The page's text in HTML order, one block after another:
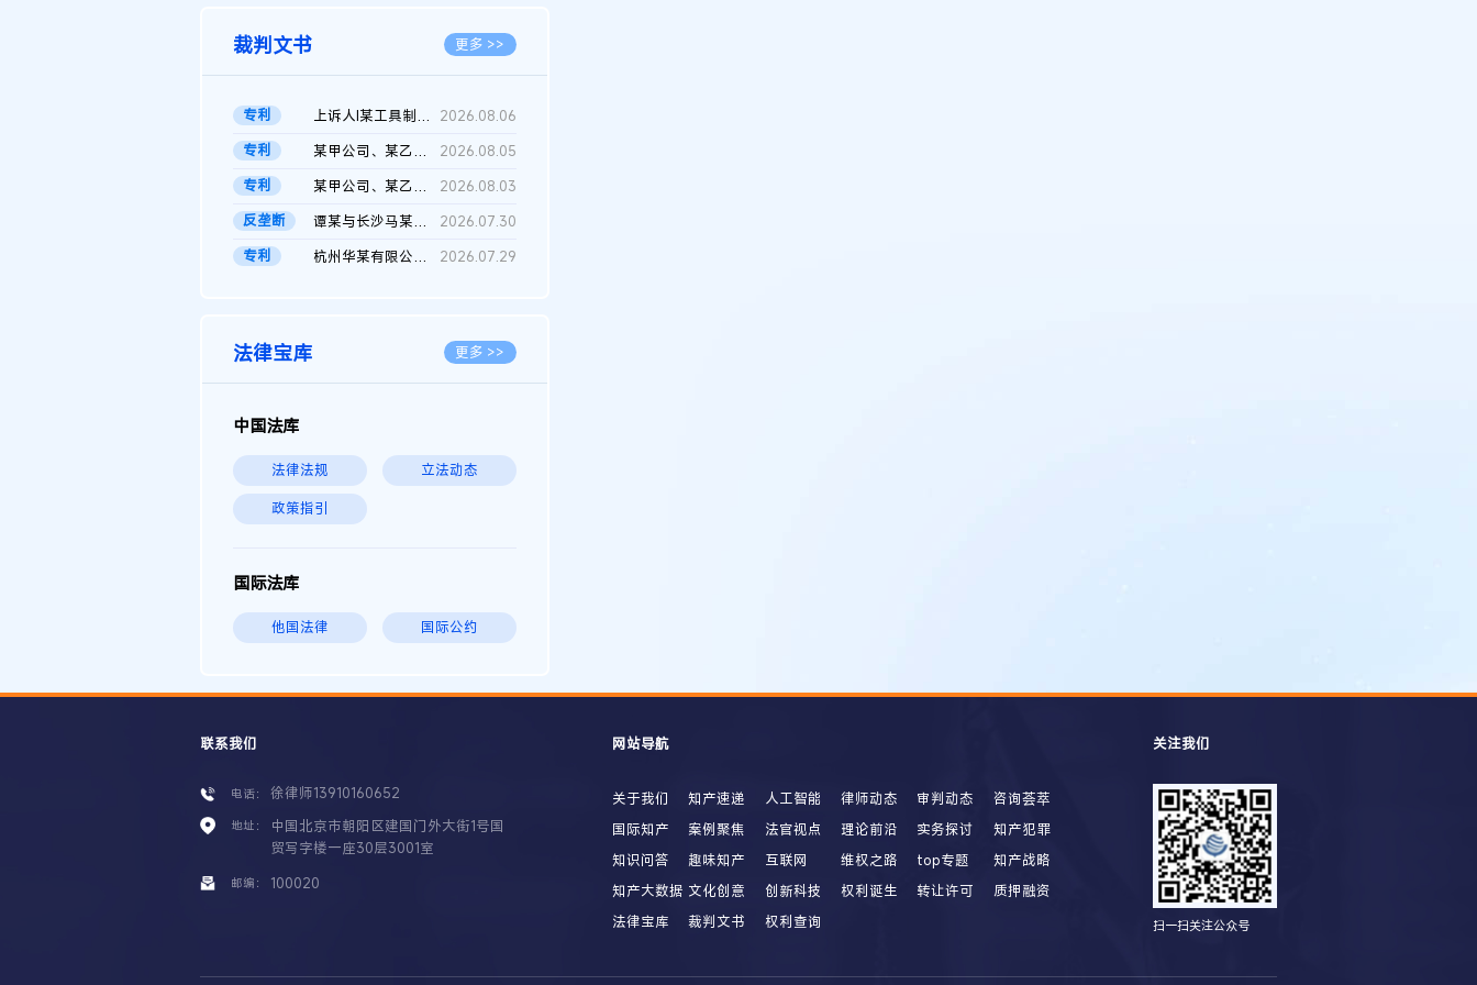
裁判文书 更多 >>
专利 上诉人I某工具制品有限公司与被上诉人程某及一审被告中华人民共和...
2026.08.06
专利
某甲公司、某乙公司、某丙公司申请诉前行为保全复议裁定书
2026.08.05
专利
某甲公司、某乙公司、官某与某丙公司专利申请权权属纠纷 二审判决...
2026.08.03
反垄断
谭某与长沙马某堆农产品股份有限公司滥用市场支配地位纠纷二审裁...
2026.07.30
专利
杭州华某有限公司与菲某有限公司侵害发明专利权纠纷 2026.07.29
法律宝库 更多 >>
中国法库
法律法规 立法动态
政策指引
国际法库
他国法律 国际公约
联系我们
电话： 徐律师13910160652
地址：
中国北京市朝阳区建国门外大街1号国
贸写字楼一座30层3001室
邮编： 100020
网站导航
关于我们 知产速递 人工智能 律师动态 审判动态
咨询荟萃
国际知产
案例聚焦 法官视点 理论前沿 实务探讨
知产犯罪
知识问答
趣味知产 互联网 维权之路 top专题
知产战略
知产大数据 文化创意 创新科技 权利诞生 转让许可
质押融资
法律宝库
裁判文书 权利查询
关注我们
扫一扫关注公众号